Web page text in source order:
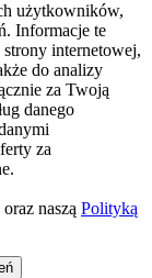
użytkowników,
Informacje te
internetowej,
do analizy
za Twoją
danego
za
naszą Polityką